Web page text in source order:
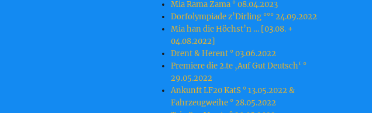
Mia Rama Zama ° 08.04.2023
Dorfolympiade z’Dirling °°° 24.09.2022
Mia han die Höchst’n … [03.08. +
04.08.2022]
Drent & Herent ° 03.06.2022
Premiere die 2.te ‚Auf Gut Deutsch‘ °
29.05.2022
Ankunft LF20 KatS ° 13.05.2022 &
Fahrzeugweihe ° 28.05.2022